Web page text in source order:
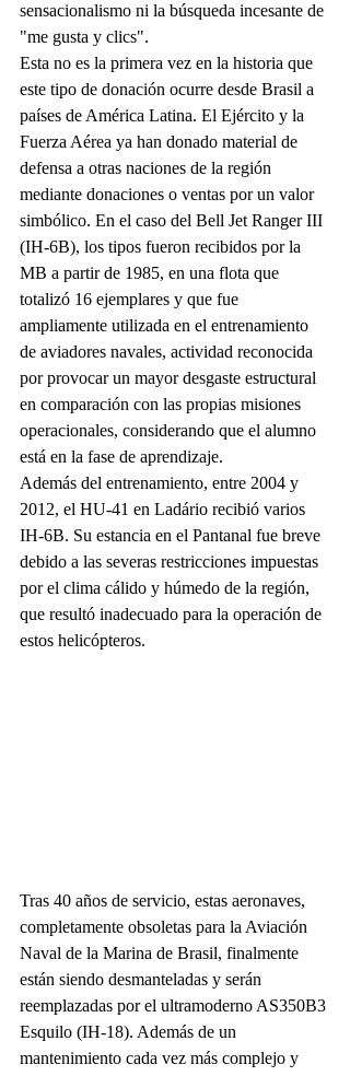
sensacionalismo ni la búsqueda incesante de
"me gusta y clics".
Esta no es la primera vez en la historia que
este tipo de donación ocurre desde Brasil a
países de América Latina. El Ejército y la
Fuerza Aérea ya han donado material de
defensa a otras naciones de la región
mediante donaciones o ventas por un valor
simbólico. En el caso del Bell Jet Ranger III
(IH-6B), los tipos fueron recibidos por la
MB a partir de 1985, en una flota que
totalizó 16 ejemplares y que fue
ampliamente utilizada en el entrenamiento
de aviadores navales, actividad reconocida
por provocar un mayor desgaste estructural
en comparación con las propias misiones
operacionales, considerando que el alumno
está en la fase de aprendizaje.
Además del entrenamiento, entre 2004 y
2012, el HU-41 en Ladário recibió varios
IH-6B. Su estancia en el Pantanal fue breve
debido a las severas restricciones impuestas
por el clima cálido y húmedo de la región,
que resultó inadecuado para la operación de
estos helicópteros.
Tras 40 años de servicio, estas aeronaves,
completamente obsoletas para la Aviación
Naval de la Marina de Brasil, finalmente
están siendo desmanteladas y serán
reemplazadas por el ultramoderno AS350B3
Esquilo (IH-18). Además de un
mantenimiento cada vez más complejo y